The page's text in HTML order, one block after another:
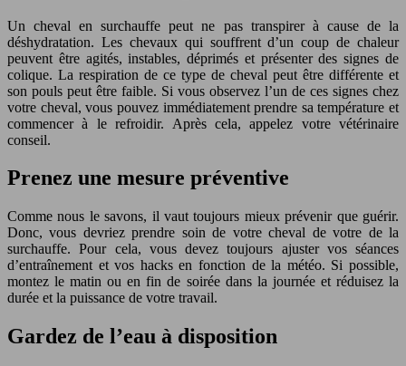
Un cheval en surchauffe peut ne pas transpirer à cause de la
déshydratation. Les chevaux qui souffrent d’un coup de chaleur
peuvent être agités, instables, déprimés et présenter des signes de
colique. La respiration de ce type de cheval peut être différente et
son pouls peut être faible. Si vous observez l’un de ces signes chez
votre cheval, vous pouvez immédiatement prendre sa température et
commencer à le refroidir. Après cela, appelez votre vétérinaire
conseil.
Prenez une mesure préventive
Comme nous le savons, il vaut toujours mieux prévenir que guérir.
Donc, vous devriez prendre soin de votre cheval de votre de la
surchauffe. Pour cela, vous devez toujours ajuster vos séances
d’entraînement et vos hacks en fonction de la météo. Si possible,
montez le matin ou en fin de soirée dans la journée et réduisez la
durée et la puissance de votre travail.
Gardez de l’eau à disposition